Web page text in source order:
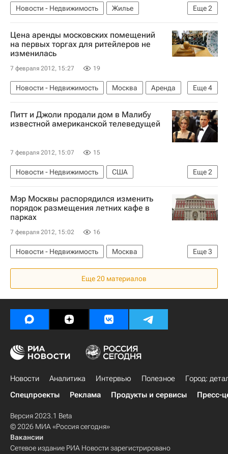
Еще2
Новости - Недвижимость
Жилье
Владимир Путин
Россия
Цена аренды московских помещений
на первых торгах для ритейлеров не
изменилась
7 февраля 2012, 15:27 19
Еще4
Новости - Недвижимость Москва
Аренда
Торги
СГУП по продаже имущества Москвы
Коммерческая недвижимость
Россия
Питт и Джоли продали дом в Малибу
известной американской телеведущей
7 февраля 2012, 15:07 15
Еще2
Новости - Недвижимость
США
Элитное жилье
Малибу
Мэр Москвы распорядился изменить
порядок размещения летних кафе в
парках
7 февраля 2012, 15:02 16
Еще3
Новости - Недвижимость
Москва
Сергей Собянин
Парки
Россия
Еще 20 материалов
Новости Аналитика Интервью Полезное
Город:
Спецпроекты
Реклама Продукты и сервисы Пресс-
Версия 2023.1 Beta
© 2026 МИА «Россия сегодня»
Вакансии
Сетевое издание РИА Новости зарегистрировано